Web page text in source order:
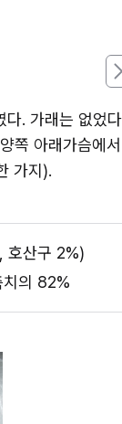
. 가래는 없었
아래가슴에서
가지).
호산구 2%)
치의 82%